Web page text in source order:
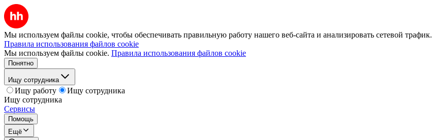
Мы используем файлы cookie, чтобы обеспечивать правильную работу нашего веб-сайта и анализировать сетевой трафик.
Правила использования файлов cookie
Мы используем файлы cookie. Правила использования файлов cookie
Понятно
Ищу сотрудника
Ищу работу
Ищу сотрудника
Ищу сотрудника
Сервисы
Помощь
Ещё